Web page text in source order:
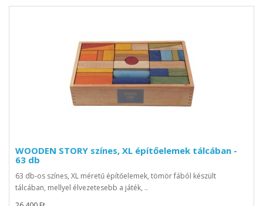
WOODEN STORY színes, XL építőelemek tálcában -
63 db
63 db-os színes, XL méretű építőelemek, tömör fából készült
tálcában, mellyel élvezetesebb a játék, ..